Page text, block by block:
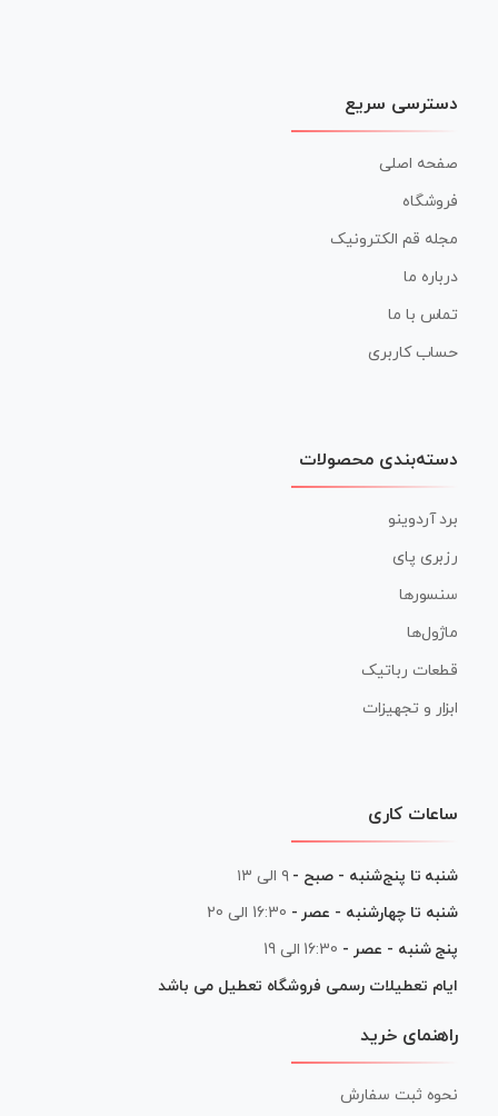
دسترسی سریع
صفحه اصلی
فروشگاه
مجله قم الکترونیک
درباره ما
تماس با ما
حساب کاربری
دسته‌بندی محصولات
برد آردوینو
رزبری پای
سنسورها
ماژول‌ها
قطعات رباتیک
ابزار و تجهیزات
ساعات کاری
شنبه تا پنج‌شنبه - صبح - ۹ الی ۱۳
شنبه تا چهارشنبه - عصر - 16:30 الی 20
پنج شنبه - عصر - 16:30 الی 19
ایام تعطیلات رسمی فروشگاه تعطیل می باشد
راهنمای خرید
نحوه ثبت سفارش